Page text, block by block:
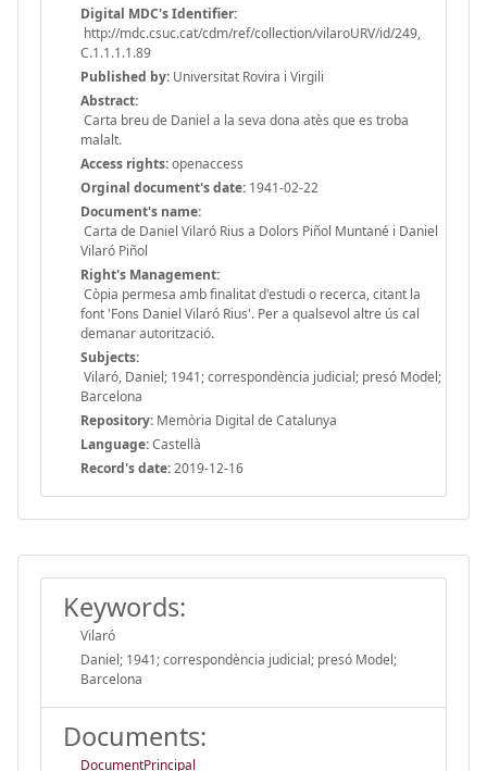
Digital MDC's Identifier:
http://mdc.csuc.cat/cdm/ref/collection/vilaroURV/id/249,
C.1.1.1.1.89
Published by: Universitat Rovira i Virgili
Abstract:
Carta breu de Daniel a la seva dona atès que es troba
malalt.
Access rights:openaccess
Orginal document's date: 1941-02-22
Document's name:
Carta de Daniel Vilaró Rius a Dolors Piñol Muntané i Daniel
Vilaró Piñol
Right's Management:
Còpia permesa amb finalitat d'estudi o recerca, citant la
font 'Fons Daniel Vilaró Rius'. Per a qualsevol altre ús cal
demanar autorització.
Subjects:
Vilaró, Daniel; 1941; correspondència judicial; presó Model;
Barcelona
Repository: Memòria Digital de Catalunya
Language:Castellà
Record's date:2019-12-16
Keywords:
Vilaró
Daniel; 1941; correspondència judicial; presó Model;
Barcelona
Documents:
DocumentPrincipal